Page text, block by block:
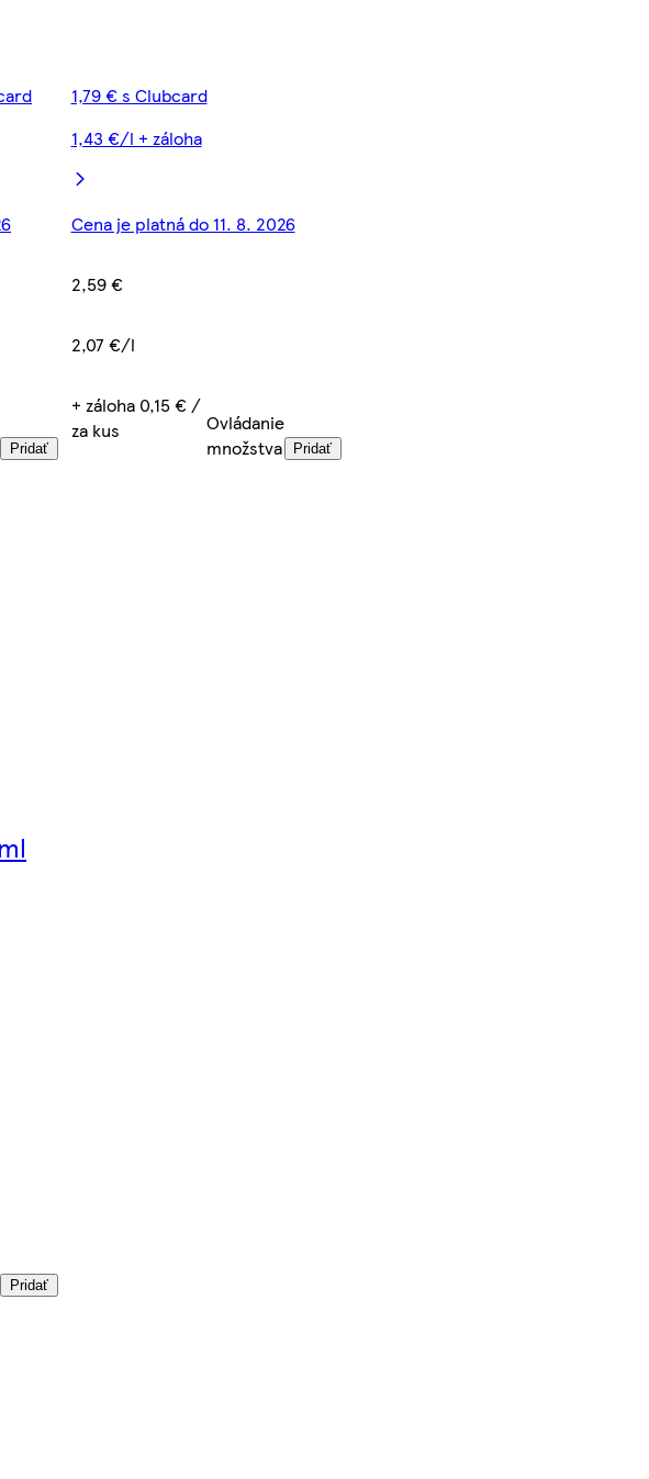
Pridať
1,79 € s Clubcard
1,43 €/l + záloha
Cena je platná do 11. 8. 2026
2,59 €
2,07 €/l
+ záloha 0,15 € /
za kus
Ovládanie
množstva
Pridať
Pridať